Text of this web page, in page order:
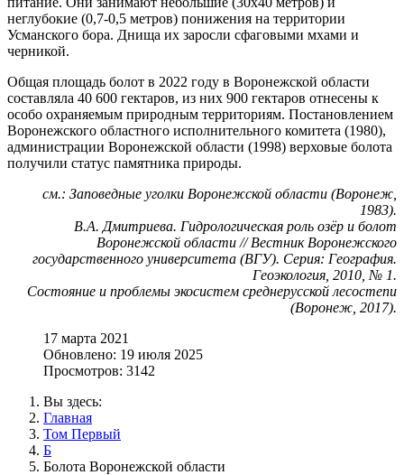
неглубокие (0,7-0,5 метров) понижения на территории
Усманского бора. Днища их заросли сфаговыми мхами и
черникой.
Общая площадь болот в 2022 году в Воронежской области
составляла 40 600 гектаров, из них 900 гектаров отнесены к
особо охраняемым природным территориям. Постановлением
Воронежского областного исполнительного комитета (1980),
администрации Воронежской области (1998) верховые болота
получили статус памятника природы.
см.: Заповедные уголки Воронежской области (Воронеж,
1983).
В.А. Дмитриева. Гидрологическая роль озёр и болот
Воронежской области // Вестник Воронежского
государственного университета (ВГУ). Серия: География.
Геоэкология, 2010, № 1.
Состояние и проблемы экосистем среднерусской лесостепи
(Воронеж, 2017).
17 марта 2021
Обновлено: 19 июля 2025
Просмотров: 3142
Вы здесь:
Главная
Том Первый
Б
Болота Воронежской области